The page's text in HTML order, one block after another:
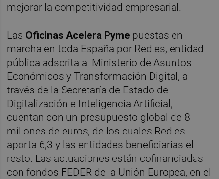
mejorar la competitividad empresarial.
Las Oficinas Acelera Pyme puestas en
marcha en toda España por Red.es, entidad
pública adscrita al Ministerio de Asuntos
Económicos y Transformación Digital, a
través de la Secretaría de Estado de
Digitalización e Inteligencia Artificial,
cuentan con un presupuesto global de 8
millones de euros, de los cuales Red.es
aporta 6,3 y las entidades beneficiarias el
resto. Las actuaciones están cofinanciadas
con fondos FEDER de la Unión Europea, en el